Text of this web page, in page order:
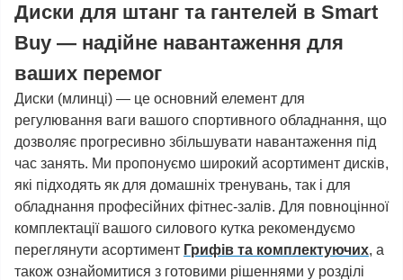
Диски для штанг та гантелей в Smart
Buy — надійне навантаження для
ваших перемог
Диски (млинці) — це основний елемент для
регулювання ваги вашого спортивного обладнання, що
дозволяє прогресивно збільшувати навантаження під
час занять. Ми пропонуємо широкий асортимент дисків,
які підходять як для домашніх тренувань, так і для
обладнання професійних фітнес-залів. Для повноцінної
комплектації вашого силового кутка рекомендуємо
переглянути асортимент Грифів та комплектуючих, а
також ознайомитися з готовими рішеннями у розділі